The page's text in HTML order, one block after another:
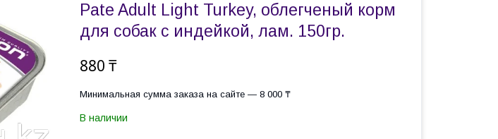
Pate Adult Light Turkey, облегченый корм
для собак с индейкой, лам. 150гр.
880 ₸
Минимальная сумма заказа на сайте — 8 000 ₸
В наличии